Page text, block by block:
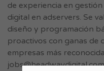
de experiencia en
digital en adservers. Se
diseño y programación
proactivos con ganas de
empresas más
jobs@headwaydigital.com